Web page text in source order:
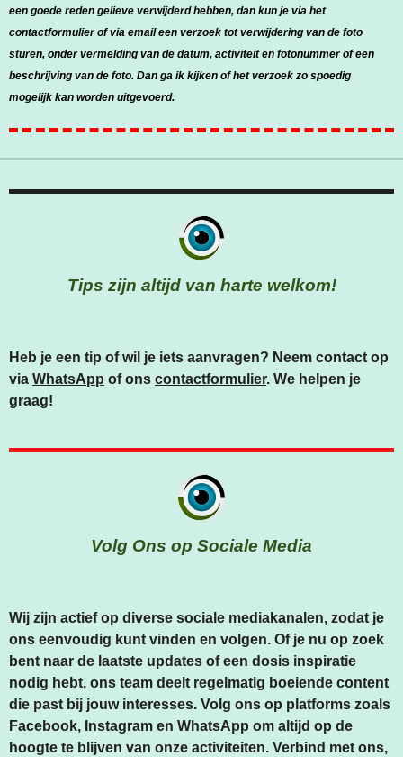
een goede reden gelieve verwijderd hebben, dan kun je via het
contactformulier of via email een verzoek tot verwijdering van de foto
sturen, onder vermelding van de datum, activiteit en fotonummer of een
beschrijving van de foto. Dan ga ik kijken of het verzoek zo spoedig
mogelijk kan worden uitgevoerd.
Tips zijn altijd van harte welkom!
Heb je een tip of wil je iets aanvragen? Neem contact op
via WhatsApp of ons contactformulier. We helpen je
graag!
Volg Ons op Sociale Media
Wij zijn actief op diverse sociale mediakanalen, zodat je
ons eenvoudig kunt vinden en volgen. Of je nu op zoek
bent naar de laatste updates of een dosis inspiratie
nodig hebt, ons team deelt regelmatig boeiende content
die past bij jouw interesses. Volg ons op platforms zoals
Facebook, Instagram en WhatsApp om altijd op de
hoogte te blijven van onze activiteiten. Verbind met ons,